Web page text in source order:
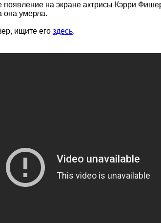
на экране актрисы Кэрри
она умерла.
ищите его здесь.